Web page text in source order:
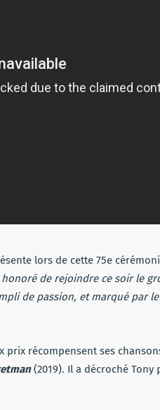
lors de cette 75e
honoré de rejoindre ce soir le
de passion, et marqué par
prix récompensent ses
(2019). Il a décroché Tony